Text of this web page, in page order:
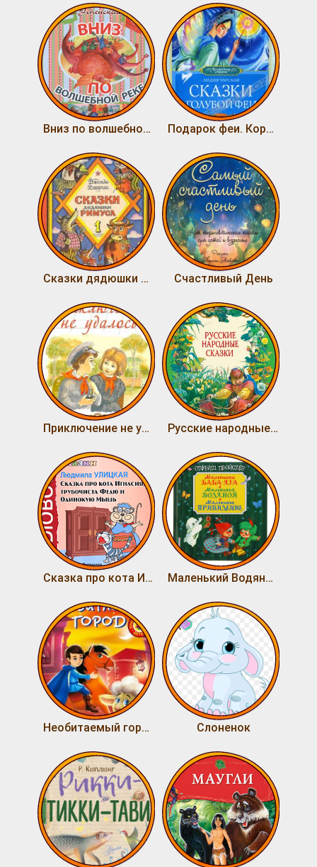
Вниз по волшебной реке Подарок феи. Король с раскрашенной картинки
Сказки дядюшки Римуса Счастливый День
Приключение не удалось Русские народные сказки
Сказка про кота Игнасия, трубочиста Федю и Одинокую Мышь Маленький Водяной и Маленькое Привидение
Необитаемый город Слоненок